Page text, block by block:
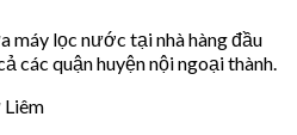
máy lọc nước tại nhà hàng đầu
các quận huyện nội ngoại thành.
Liêm